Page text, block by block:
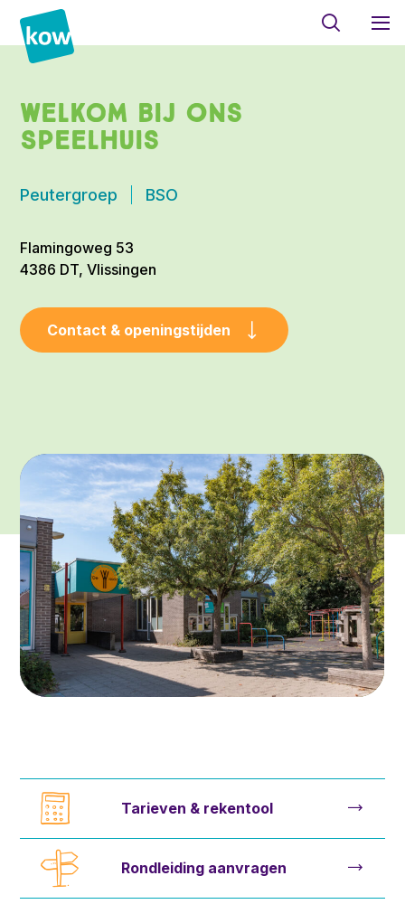
Welkom bij Ons
Speelhuis
Peutergroep BSO
Flamingoweg 53
4386 DT, Vlissingen
Contact & openingstijden
Tarieven & rekentool
Rondleiding aanvragen